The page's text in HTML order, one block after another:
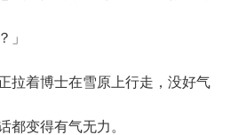
」
着博士在雪原上行走，没好气
都变得有气无力。